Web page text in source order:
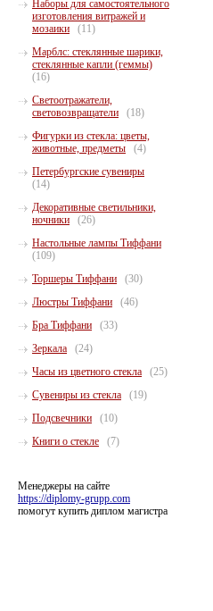
Наборы для самостоятельного
изготовления витражей и
мозаики
(11)
Марблс: стеклянные шарики,
стеклянные капли (геммы)
(16)
Светоотражатели,
световозвращатели
(18)
Фигурки из стекла: цветы,
животные, предметы
(4)
Петербургские сувениры
(14)
Декоративные светильники,
ночники
(26)
Настольные лампы Тиффани
(109)
Торшеры Тиффани
(30)
Люстры Тиффани
(46)
Бра Тиффани
(33)
Зеркала
(24)
Часы из цветного стекла
(25)
Сувениры из стекла
(19)
Подсвечники
(10)
Книги о стекле
(7)
Менеджеры на сайте
https://diplomy-grupp.com
помогут купить диплом магистра